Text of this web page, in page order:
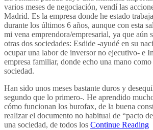
varios meses de negociación, vendí las
Madrid. Es la empresa donde he estado
durante los últimos 6 años, aunque con esta
mi vena emprendora/empresarial, ya que aún
otras dos sociedades: Esdide -ayudé en su
ocupar una labor de inversor no ejecutivo- e
empresa familiar, donde echo una mano
sociedad.
Han sido unos meses bastante duros y
segundo que lo primero-. He aprendido
cómo funcionan los burofax, de la buena
realizar el documento no habitual de “pacto
una sociedad, de todos los Continue Reading